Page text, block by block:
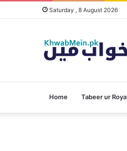
Saturday , 8 August 2026
Home Tabeer ur Roya